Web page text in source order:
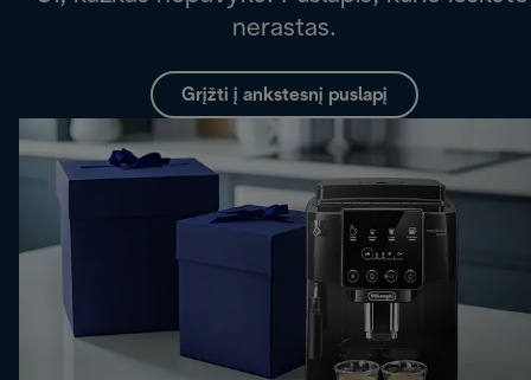
nerastas.
Grįžti į ankstesnį puslapį